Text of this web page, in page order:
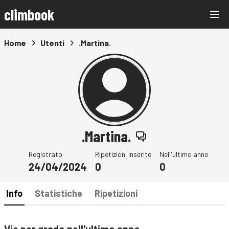
climbook
Home Utenti .Martina.
.Martina.
Registrato
24/04/2024
Ripetizioni inserite
0
Nell'ultimo anno
0
Info Statistiche Ripetizioni